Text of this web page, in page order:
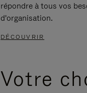
répondre à tous vos
d'organisation.
DÉCOUVRIR
Votre